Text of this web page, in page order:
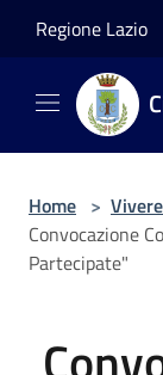
Regione Lazio
Home >
Convocazione
Partecipate"